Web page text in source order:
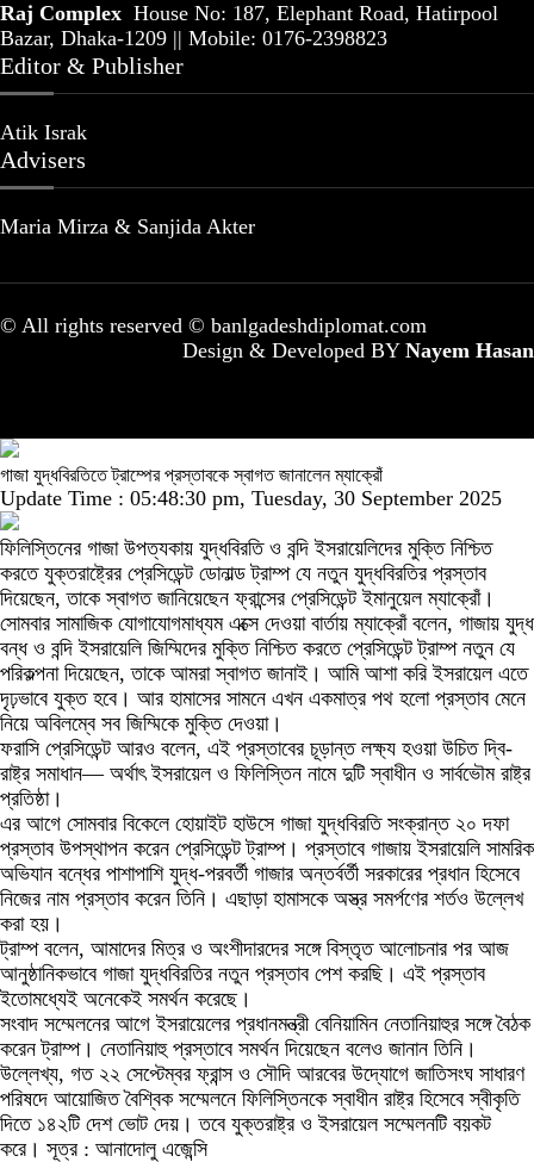
Raj Complex House No: 187, Elephant Road, Hatirpool
Bazar, Dhaka-1209 || Mobile: 0176-2398823
Editor & Publisher
Atik Israk
Advisers
Maria Mirza & Sanjida Akter
© All rights reserved © banlgadeshdiplomat.com
Design & Developed BY Nayem Hasan
গাজা যুদ্ধবিরতিতে ট্রাম্পের প্রস্তাবকে স্বাগত জানালেন ম্যাক্রোঁ
Update Time : 05:48:30 pm, Tuesday, 30 September 2025
ফিলিস্তিনের গাজা উপত্যকায় যুদ্ধবিরতি ও বন্দি ইসরায়েলিদের মুক্তি নিশ্চিত
করতে যুক্তরাষ্ট্রের প্রেসিডেন্ট ডোনাল্ড ট্রাম্প যে নতুন যুদ্ধবিরতির প্রস্তাব
দিয়েছেন, তাকে স্বাগত জানিয়েছেন ফ্রান্সের প্রেসিডেন্ট ইমানুয়েল ম্যাক্রোঁ।
সোমবার সামাজিক যোগাযোগমাধ্যম এক্সে দেওয়া বার্তায় ম্যাক্রোঁ বলেন, গাজায় যুদ্ধ
বন্ধ ও বন্দি ইসরায়েলি জিম্মিদের মুক্তি নিশ্চিত করতে প্রেসিডেন্ট ট্রাম্প নতুন যে
পরিকল্পনা দিয়েছেন, তাকে আমরা স্বাগত জানাই। আমি আশা করি ইসরায়েল এতে
দৃঢ়ভাবে যুক্ত হবে। আর হামাসের সামনে এখন একমাত্র পথ হলো প্রস্তাব মেনে
নিয়ে অবিলম্বে সব জিম্মিকে মুক্তি দেওয়া।
ফরাসি প্রেসিডেন্ট আরও বলেন, এই প্রস্তাবের চূড়ান্ত লক্ষ্য হওয়া উচিত দ্বি-
রাষ্ট্র সমাধান— অর্থাৎ ইসরায়েল ও ফিলিস্তিন নামে দুটি স্বাধীন ও সার্বভৌম রাষ্ট্র
প্রতিষ্ঠা।
এর আগে সোমবার বিকেলে হোয়াইট হাউসে গাজা যুদ্ধবিরতি সংক্রান্ত ২০ দফা
প্রস্তাব উপস্থাপন করেন প্রেসিডেন্ট ট্রাম্প। প্রস্তাবে গাজায় ইসরায়েলি সামরিক
অভিযান বন্ধের পাশাপাশি যুদ্ধ-পরবর্তী গাজার অন্তর্বর্তী সরকারের প্রধান হিসেবে
নিজের নাম প্রস্তাব করেন তিনি। এছাড়া হামাসকে অস্ত্র সমর্পণের শর্তও উল্লেখ
করা হয়।
ট্রাম্প বলেন, আমাদের মিত্র ও অংশীদারদের সঙ্গে বিস্তৃত আলোচনার পর আজ
আনুষ্ঠানিকভাবে গাজা যুদ্ধবিরতির নতুন প্রস্তাব পেশ করছি। এই প্রস্তাব
ইতোমধ্যেই অনেকেই সমর্থন করেছে।
সংবাদ সম্মেলনের আগে ইসরায়েলের প্রধানমন্ত্রী বেনিয়ামিন নেতানিয়াহুর সঙ্গে বৈঠক
করেন ট্রাম্প। নেতানিয়াহু প্রস্তাবে সমর্থন দিয়েছেন বলেও জানান তিনি।
উল্লেখ্য, গত ২২ সেপ্টেম্বর ফ্রান্স ও সৌদি আরবের উদ্যোগে জাতিসংঘ সাধারণ
পরিষদে আয়োজিত বৈশ্বিক সম্মেলনে ফিলিস্তিনকে স্বাধীন রাষ্ট্র হিসেবে স্বীকৃতি
দিতে ১৪২টি দেশ ভোট দেয়। তবে যুক্তরাষ্ট্র ও ইসরায়েল সম্মেলনটি বয়কট
করে। সূত্র : আনাদোলু এজেন্সি